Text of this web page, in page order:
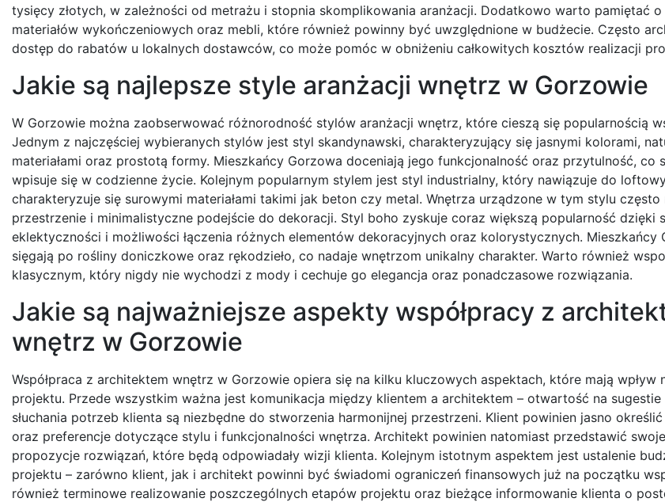
tysięcy złotych, w zależności od metrażu i stopnia skomplikowania aranżacji. Dodatkowo warto pamiętać
materiałów wykończeniowych oraz mebli, które również powinny być uwzględnione w budżecie. Często
dostęp do rabatów u lokalnych dostawców, co może pomóc w obniżeniu całkowitych kosztów realizacji
Jakie są najlepsze style aranżacji wnętrz w Gorzowie
W Gorzowie można zaobserwować różnorodność stylów aranżacji wnętrz, które cieszą się popularnością
Jednym z najczęściej wybieranych stylów jest styl skandynawski, charakteryzujący się jasnymi kolorami,
materiałami oraz prostotą formy. Mieszkańcy Gorzowa doceniają jego funkcjonalność oraz przytulność, co
wpisuje się w codzienne życie. Kolejnym popularnym stylem jest styl industrialny, który nawiązuje do
charakteryzuje się surowymi materiałami takimi jak beton czy metal. Wnętrza urządzone w tym stylu
przestrzenie i minimalistyczne podejście do dekoracji. Styl boho zyskuje coraz większą popularność dzięki
eklektyczności i możliwości łączenia różnych elementów dekoracyjnych oraz kolorystycznych. Mieszkańcy
sięgają po rośliny doniczkowe oraz rękodzieło, co nadaje wnętrzom unikalny charakter. Warto również
klasycznym, który nigdy nie wychodzi z mody i cechuje go elegancja oraz ponadczasowe rozwiązania.
Jakie są najważniejsze aspekty współpracy z
wnętrz w Gorzowie
Współpraca z architektem wnętrz w Gorzowie opiera się na kilku kluczowych aspektach, które mają wpływ
projektu. Przede wszystkim ważna jest komunikacja między klientem a architektem – otwartość na
słuchania potrzeb klienta są niezbędne do stworzenia harmonijnej przestrzeni. Klient powinien jasno
oraz preferencje dotyczące stylu i funkcjonalności wnętrza. Architekt powinien natomiast przedstawić
propozycje rozwiązań, które będą odpowiadały wizji klienta. Kolejnym istotnym aspektem jest ustalenie
projektu – zarówno klient, jak i architekt powinni być świadomi ograniczeń finansowych już na początku
również terminowe realizowanie poszczególnych etapów projektu oraz bieżące informowanie klienta o